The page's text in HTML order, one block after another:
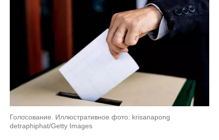
Голосование. Иллюстративное фото: krisanapong
detraphiphat/Getty Images